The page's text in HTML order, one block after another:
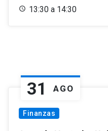
13:30 a 14:30
31 AGO
Finanzas